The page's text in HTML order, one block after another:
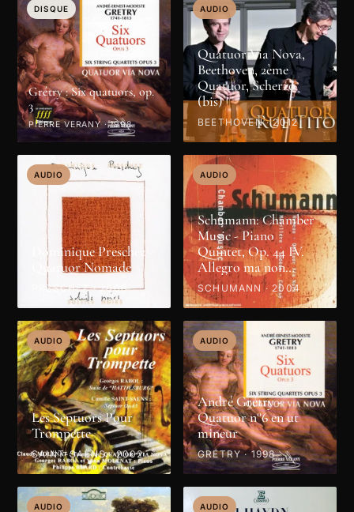
DISQUE
Grétry : Six quatuors, op.
3
PIERRE VERANY · 1998
AUDIO
Quatuor Via Nova,
Beethoven, 2ème
Quatuor, Scherzo
(bis)
BEETHOVEN · 2012
AUDIO
Dominique Preschez -
Quatuor Nomade
PRESCHEZ · 2006
AUDIO
Schumann: Chamber
Music - Piano
Quintet, Op. 44 IV.
Allegro ma non
troppo
SCHUMANN · 2004
AUDIO
Les Septuors Pour
Trompette
SAINT-SAËNS · 2002
AUDIO
André Grétry -
Quatuor n°6 en ut
mineur
GRÉTRY · 1998
AUDIO AUDIO